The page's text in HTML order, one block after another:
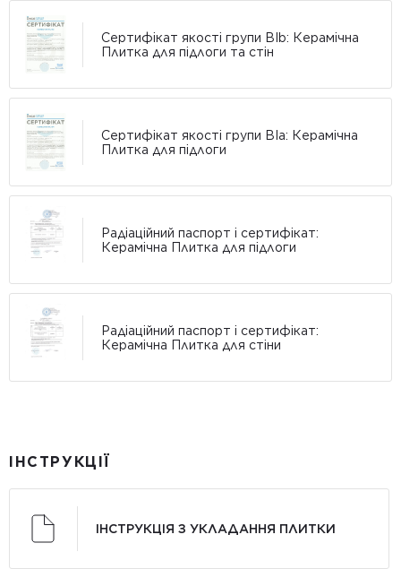
Сертифікат якості групи BIb: Керамічна
Плитка для підлоги та стін
Сертифікат якості групи BIa: Керамічна
Плитка для підлоги
Радіаційний паспорт і сертифікат:
Керамічна Плитка для підлоги
Радіаційний паспорт і сертифікат:
Керамічна Плитка для стіни
ІНСТРУКЦІЇ
ІНСТРУКЦІЯ З УКЛАДАННЯ ПЛИТКИ